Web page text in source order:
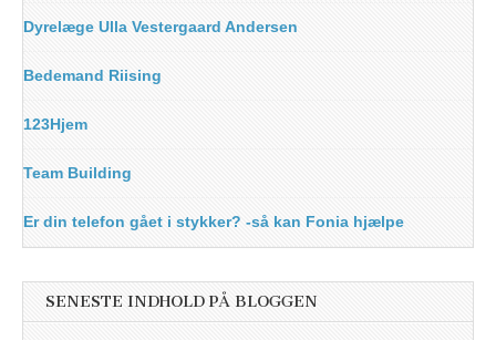
Dyrelæge Ulla Vestergaard Andersen
Bedemand Riising
123Hjem
Team Building
Er din telefon gået i stykker? -så kan Fonia hjælpe
SENESTE INDHOLD PÅ BLOGGEN